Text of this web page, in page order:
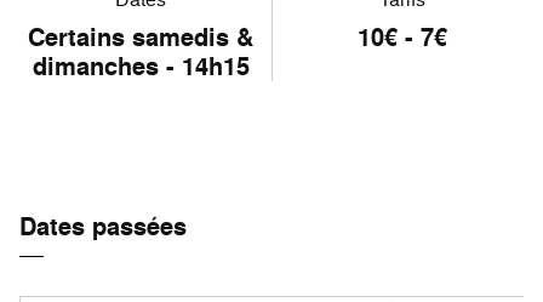
Certains samedis &
dimanches - 14h15
10€ - 7€
Dates passées